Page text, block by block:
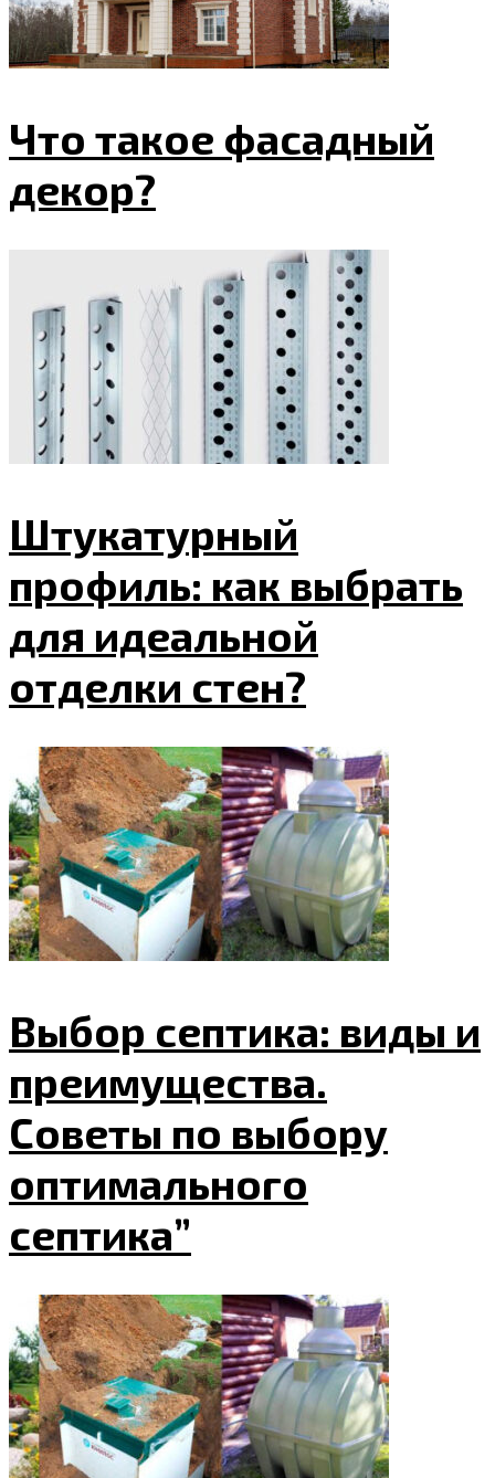
Что такое фасадный
декор?
Штукатурный
профиль: как выбрать
для идеальной
отделки стен?
Выбор септика: виды и
преимущества.
Советы по выбору
оптимального
септика”